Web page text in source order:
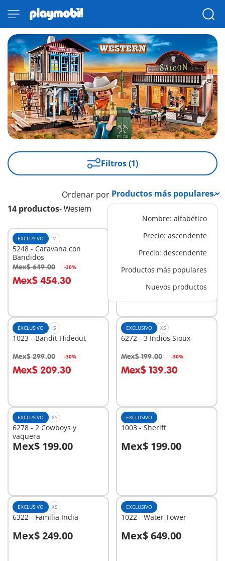
Filtros (1)
14 productos- Western
Ordenar por
Nombre: alfabético
Precio: ascendente
Precio: descendente
Productos más populares
Nuevos productos
EXCLUSIVO M
5248 - Caravana con
Bandidos
Mex$ 649.00 -30%
Mex$ 454.30
A la cesta
EXCLUSIVO XL
70947 - Western Store
Mex$ 1,499.00 -30%
A la cesta
EXCLUSIVO S
1023 - Bandit Hideout
Mex$ 299.00 -30%
Mex$ 209.30
A la cesta
EXCLUSIVO XS
6272 - 3 Indios Sioux
Mex$ 199.00 -30%
Mex$ 139.30
A la cesta
EXCLUSIVO XS
6278 - 2 Cowboys y
vaquera
Mex$ 199.00
A la cesta
EXCLUSIVO
1003 - Sheriff
Mex$ 199.00
A la cesta
EXCLUSIVO XS
6322 - Familia India
Mex$ 249.00
A la cesta
EXCLUSIVO
1022 - Water Tower
Mex$ 649.00
A la cesta